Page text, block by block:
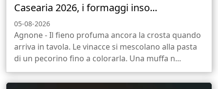
Casearia 2026, i formaggi inso...
05-08-2026
Agnone - Il fieno profuma ancora la crosta quando
arriva in tavola. Le vinacce si mescolano alla pasta
di un pecorino fino a colorarla. Una muffa n...